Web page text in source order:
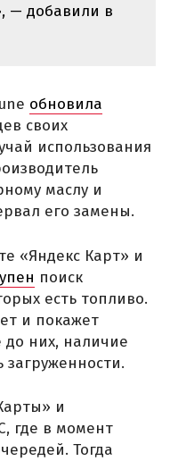
— добавили в
обновила
своих
использования
маслу и
его замены.
«Яндекс Карт» и
поиск
есть топливо.
и покажет
до них, наличие
и
где в момент
Тогда